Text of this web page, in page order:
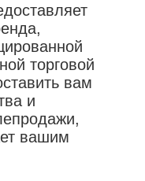
торговой
вам
и
вашим